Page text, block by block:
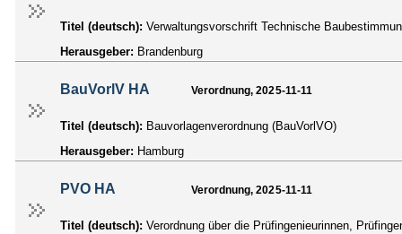
Titel (deutsch): Verwaltungsvorschrift Technische
Herausgeber: Brandenburg
BauVorlV HA Verordnung, 2025-11-11
Titel (deutsch): Bauvorlagenverordnung (BauVorlVO)
Herausgeber: Hamburg
PVO HA Verordnung, 2025-11-11
Titel (deutsch): Verordnung über die Prüfingenieurinnen,